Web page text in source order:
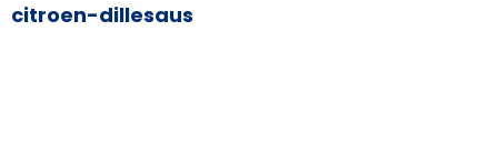
citroen-dillesaus